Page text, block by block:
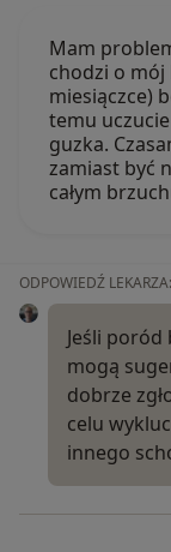
Mam
chodzi o mój
miesiączce)
temu
guzka.
zamiast być
całym
ODPOWIEDŹ LEKARZA:
Jeśli poród
mogą
dobrze
celu
innego